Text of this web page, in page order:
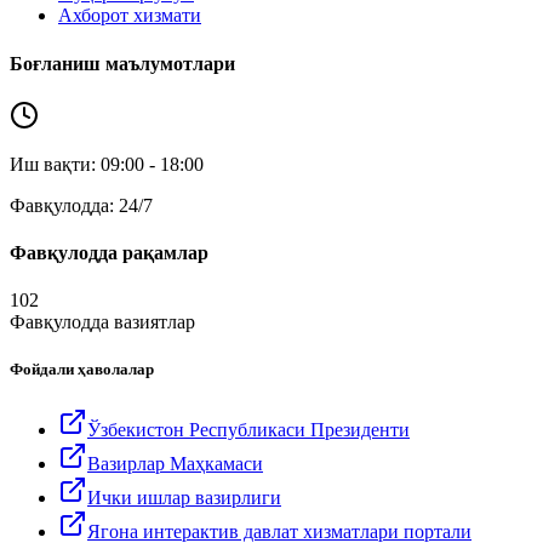
Ахборот хизмати
Боғланиш маълумотлари
Иш вақти: 09:00 - 18:00
Фавқулодда: 24/7
Фавқулодда рақамлар
102
Фавқулодда вазиятлар
Фойдали ҳаволалар
Ўзбекистон Республикаси Президенти
Вазирлар Маҳкамаси
Ички ишлар вазирлиги
Ягона интерактив давлат хизматлари портали